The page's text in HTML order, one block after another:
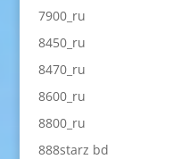
7900_ru
8450_ru
8470_ru
8600_ru
8800_ru
888starz bd